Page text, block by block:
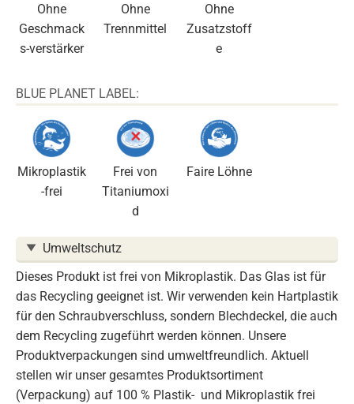
Ohne
Geschmack
s-verstärker
Ohne
Trennmittel
Ohne
Zusatzstoff
e
BLUE PLANET LABEL:
Mikroplastik
-frei
Frei von
Titaniumoxi
d
Faire Löhne
Umweltschutz
Dieses Produkt ist frei von Mikroplastik. Das Glas ist für
das Recycling geeignet ist. Wir verwenden kein Hartplastik
für den Schraubverschluss, sondern Blechdeckel, die auch
dem Recycling zugeführt werden können. Unsere
Produktverpackungen sind umweltfreundlich. Aktuell
stellen wir unser gesamtes Produktsortiment
(Verpackung) auf 100 % Plastik- und Mikroplastik frei